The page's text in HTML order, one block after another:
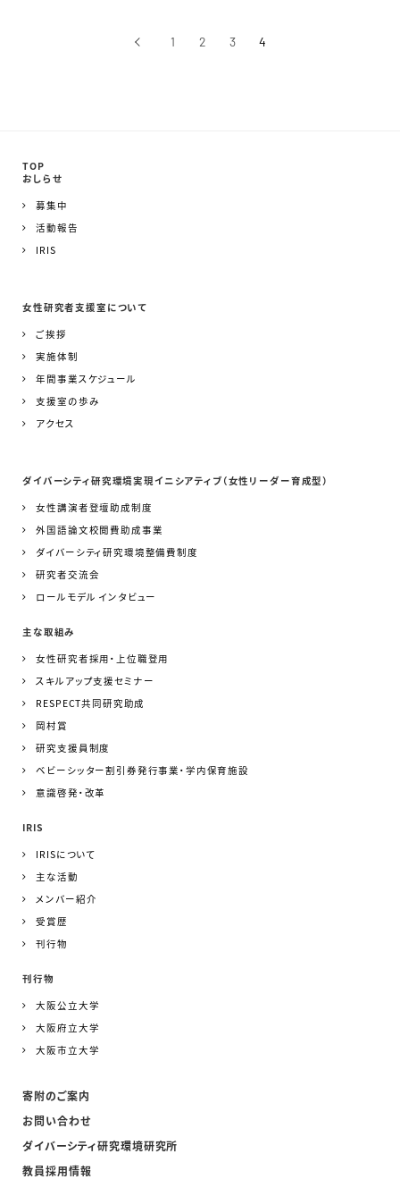
‹前へ 1 2 3 4
TOP
おしらせ
募集中
活動報告
IRIS
女性研究者支援室について
ご挨拶
実施体制
年間事業スケジュール
支援室の歩み
アクセス
ダイバーシティ研究環境実現イニシアティブ（女性リーダー育成型）
女性講演者登壇助成制度
外国語論文校閲費助成事業
ダイバーシティ研究環境整備費制度
研究者交流会
ロールモデル インタビュー
主な取組み
女性研究者採用・上位職登用
スキルアップ支援セミナー
RESPECT共同研究助成
岡村賞
研究支援員制度
ベビーシッター割引券発行事業・学内保育施設
意識啓発・改革
IRIS
IRISについて
主な活動
メンバー紹介
受賞歴
刊行物
刊行物
大阪公立大学
大阪府立大学
大阪市立大学
寄附のご案内
お問い合わせ
ダイバーシティ研究環境研究所
教員採用情報